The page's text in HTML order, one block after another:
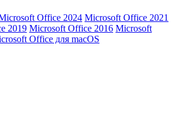
Office 2024 Microsoft Office 2021
2019 Microsoft Office 2016 Microsoft
Office для macOS